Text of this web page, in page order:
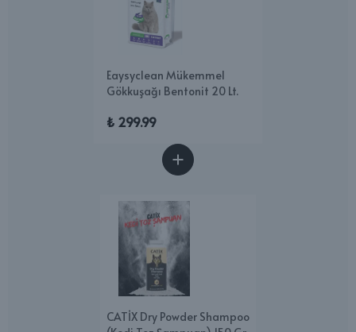
Eaysyclean Mükemmel
Gökkuşağı Bentonit 20 Lt.
₺ 299.99
CATİX Dry Powder Shampoo